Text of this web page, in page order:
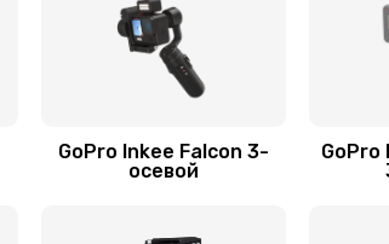
GoPro Inkee Falcon 3-
осевой
GoPro